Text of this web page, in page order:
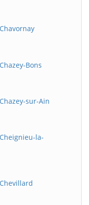
Bons
sur-Ain
la-